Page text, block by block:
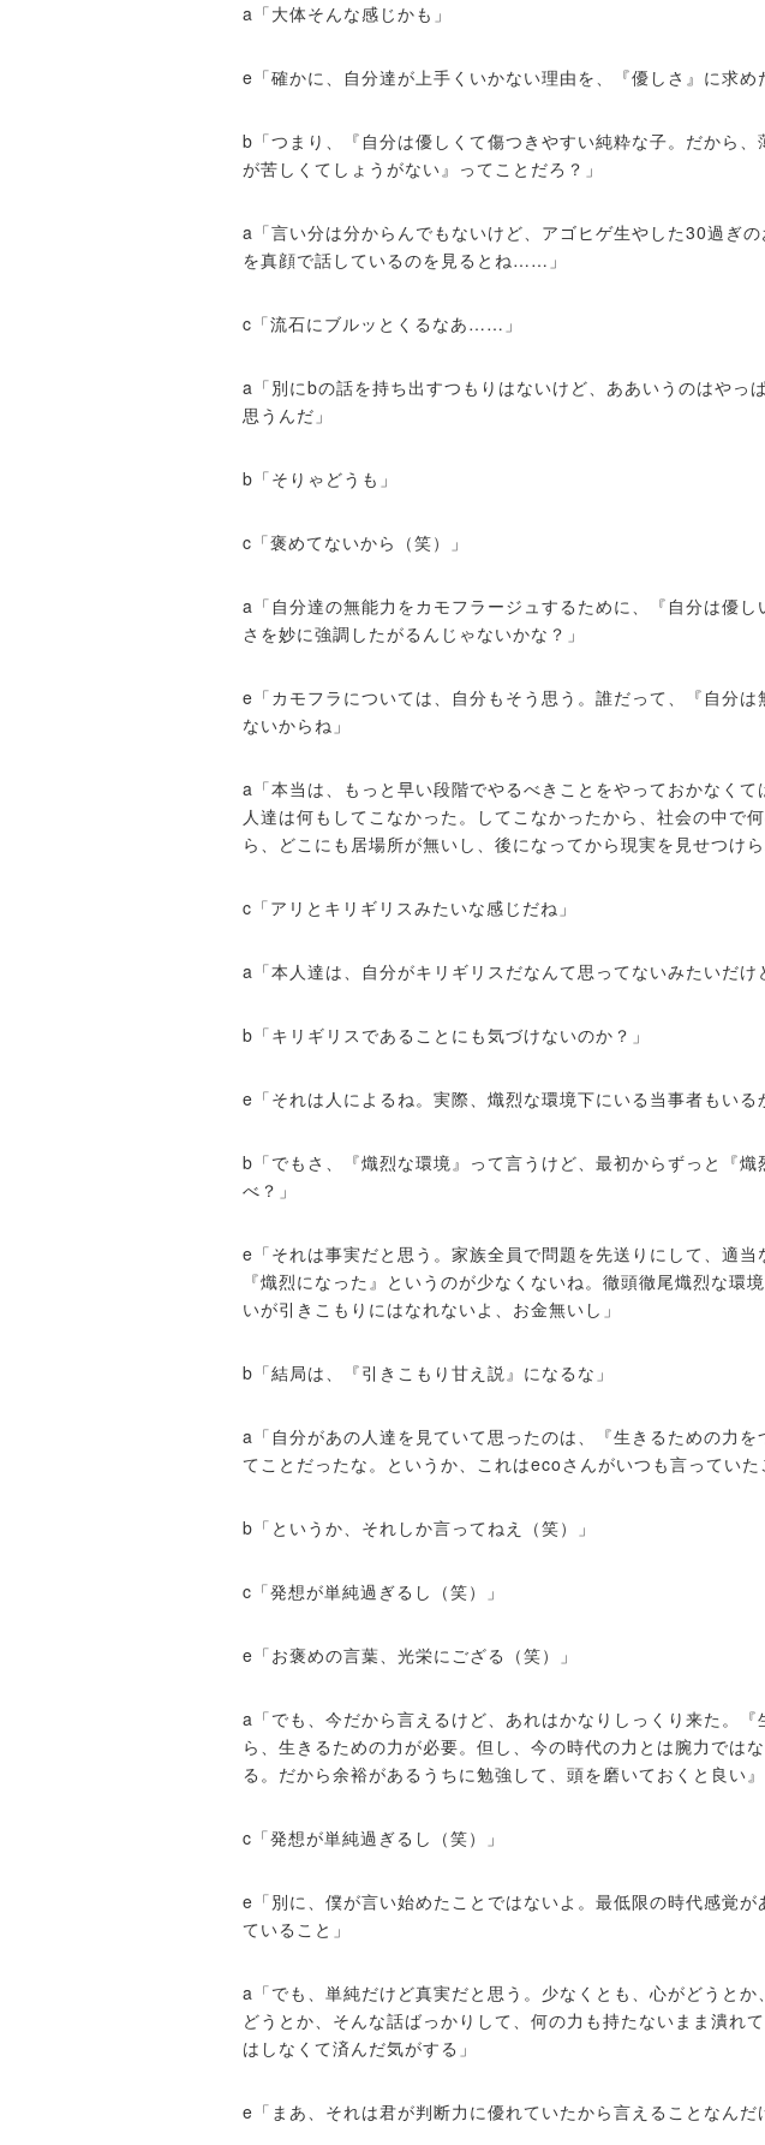
a「大体そんな感じかも」
e「確かに、自分達が上手くいかない理由を、『優しさ』に求め
b「つまり、『自分は優しくて傷つきやすい純粋な子。だから
が苦しくてしょうがない』ってことだろ？」
a「言い分は分からんでもないけど、アゴヒゲ生やした30過ぎ
を真顔で話しているのを見るとね……」
c「流石にブルッとくるなあ……」
a「別にbの話を持ち出すつもりはないけど、ああいうのはやっ
思うんだ」
b「そりゃどうも」
c「褒めてないから（笑）」
a「自分達の無能力をカモフラージュするために、『自分は優し
さを妙に強調したがるんじゃないかな？」
e「カモフラについては、自分もそう思う。誰だって、『自分は
ないからね」
a「本当は、もっと早い段階でやるべきことをやっておかなく
人達は何もしてこなかった。してこなかったから、社会の中で
ら、どこにも居場所が無いし、後になってから現実を見せつけ
c「アリとキリギリスみたいな感じだね」
a「本人達は、自分がキリギリスだなんて思ってないみたいだけ
b「キリギリスであることにも気づけないのか？」
e「それは人によるね。実際、熾烈な環境下にいる当事者もいる
b「でもさ、『熾烈な環境』って言うけど、最初からずっと『
べ？」
e「それは事実だと思う。家族全員で問題を先送りにして、適当
『熾烈になった』というのが少なくないね。徹頭徹尾熾烈な環
いが引きこもりにはなれないよ、お金無いし」
b「結局は、『引きこもり甘え説』になるな」
a「自分があの人達を見ていて思ったのは、『生きるための力を
てことだったな。というか、これはecoさんがいつも言っていた
b「というか、それしか言ってねえ（笑）」
c「発想が単純過ぎるし（笑）」
e「お褒めの言葉、光栄にござる（笑）」
a「でも、今だから言えるけど、あれはかなりしっくり来た。『
ら、生きるための力が必要。但し、今の時代の力とは腕力では
る。だから余裕があるうちに勉強して、頭を磨いておくと良い』
c「発想が単純過ぎるし（笑）」
e「別に、僕が言い始めたことではないよ。最低限の時代感覚が
ていること」
a「でも、単純だけど真実だと思う。少なくとも、心がどうと
どうとか、そんな話ばっかりして、何の力も持たないまま潰れ
はしなくて済んだ気がする」
e「まあ、それは君が判断力に優れていたから言えることなんだ